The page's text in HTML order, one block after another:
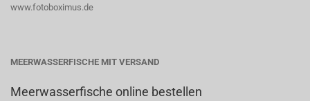
www.fotoboximus.de
MEERWASSERFISCHE MIT VERSAND
Meerwasserfische online bestellen